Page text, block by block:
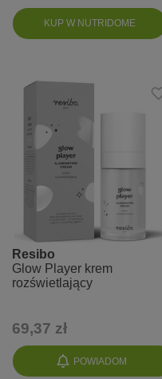
KUP W NUTRIDOME
POWIADOM
Resibo
Glow Player krem
rozświetlający
69,37 zł